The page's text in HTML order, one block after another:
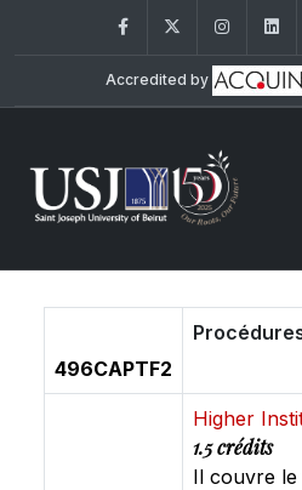
FacebookTwitter
Accredited by
496CAPTF2
Higher
1.5 crédits
Il couvre le